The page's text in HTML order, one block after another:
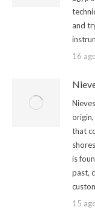
and
16
that
is
past,
15